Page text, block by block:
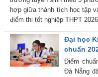
hợp giữa thành tích học tập
điểm thi tốt nghiệp THPT
Đại học
chuẩn
Điểm
Đà Nẵng